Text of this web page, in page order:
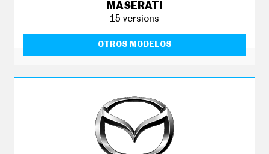
MASERATI
15 versions
OTROS MODELOS